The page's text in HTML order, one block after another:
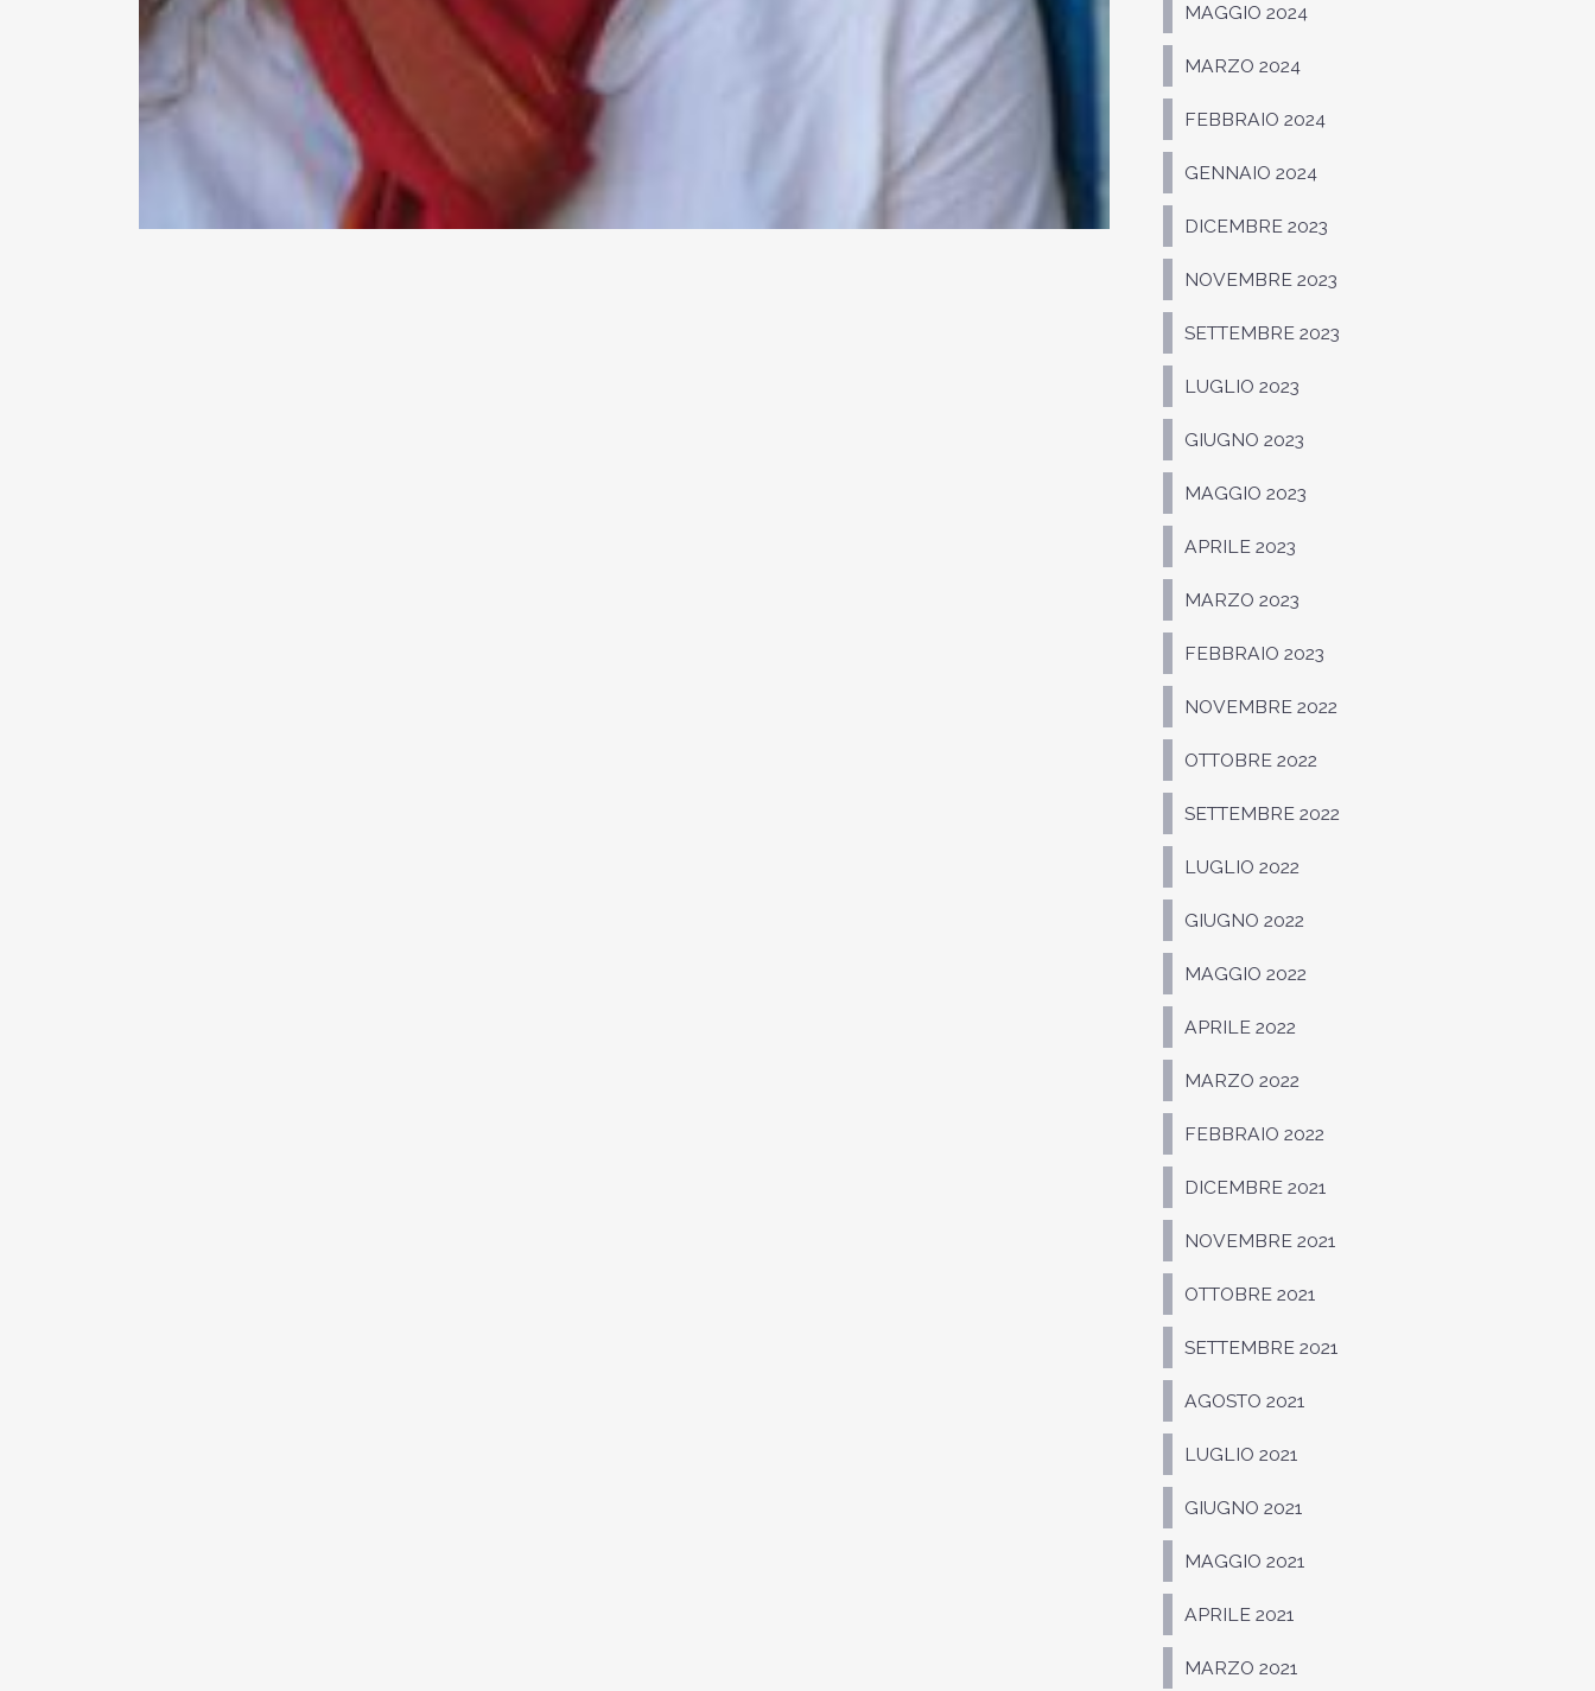
MAGGIO 2024
MARZO 2024
FEBBRAIO 2024
GENNAIO 2024
DICEMBRE 2023
NOVEMBRE 2023
SETTEMBRE 2023
LUGLIO 2023
GIUGNO 2023
MAGGIO 2023
APRILE 2023
MARZO 2023
FEBBRAIO 2023
NOVEMBRE 2022
OTTOBRE 2022
SETTEMBRE 2022
LUGLIO 2022
GIUGNO 2022
MAGGIO 2022
APRILE 2022
MARZO 2022
FEBBRAIO 2022
DICEMBRE 2021
NOVEMBRE 2021
OTTOBRE 2021
SETTEMBRE 2021
AGOSTO 2021
LUGLIO 2021
GIUGNO 2021
MAGGIO 2021
APRILE 2021
MARZO 2021